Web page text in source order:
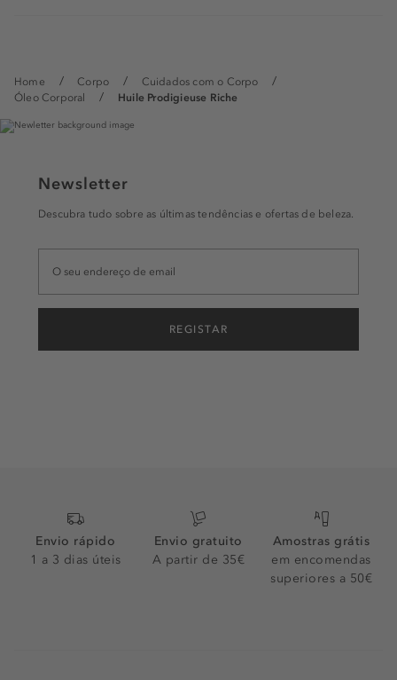
Home Corpo
Cuidados com o Corpo
Óleo Corporal
Huile Prodigieuse Riche
Newsletter
Descubra tudo sobre as últimas tendências e ofertas de beleza.
REGISTAR
Envio rápido
1 a 3 dias úteis
Envio gratuito
A partir de 35€
Amostras grátis
em encomendas
superiores a 50€